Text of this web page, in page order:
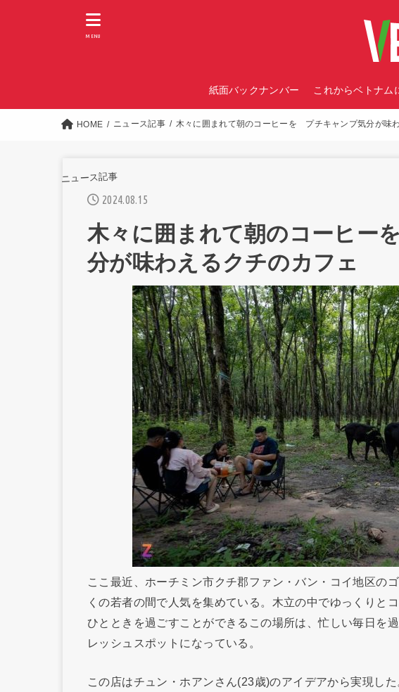
紙面バックナンバー これからベトナム
MENU
HOME ニュース記事 木々に囲まれて朝のコーヒーを プチキャンプ気分が味
ニュース記事
2024.08.15
木々に囲まれて朝のコーヒー
分が味わえるクチのカフェ
ここ最近、ホーチミン市クチ郡ファン・バン・コイ地区の
くの若者の間で人気を集めている。木立の中でゆっくりと
ひとときを過ごすことができるこの場所は、忙しい毎日を
レッシュスポットになっている。
この店はチュン・ホアンさん(23歳)のアイデアから実現し